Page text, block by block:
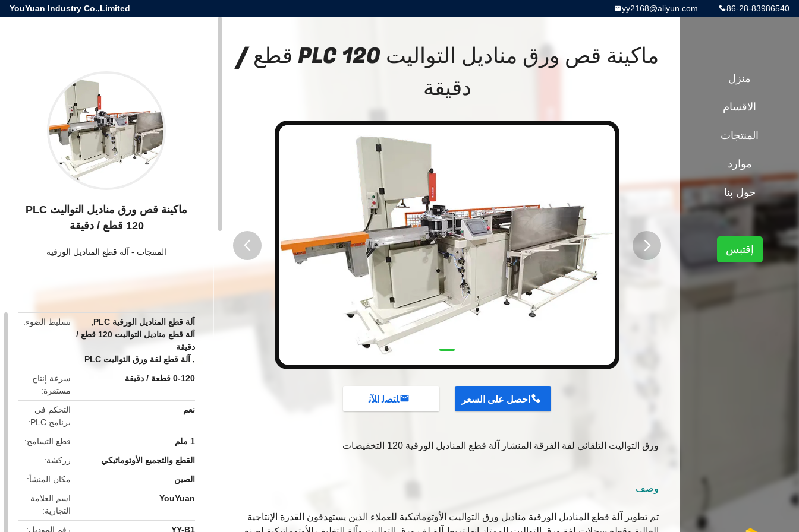
YouYuan Industry Co.,Limited 86-28-83986540
yy2168@aliyun.com
ماكينة قص ورق مناديل التواليت PLC
120 قطع / دقيقة
المنتجات - آلة قطع المناديل الورقية
تسليط الضوء آلة قطع المناديل الورقية PLC
,
آلة قطع مناديل التواليت 120 قطع /
دقيقة
, آلة قطع لفة ورق التواليت PLC
سرعة إنتاج
مستقرة
0-120 قطعة / دقيقة
التحكم في
برنامج PLC
نعم
قطع التسامح
1 ملم
زركشة
القطع والتجميع الأوتوماتيكي
مكان المنشأ
الصين
اسم العلامة
التجارية
YouYuan
رقم الموديل YY-B1
ماكينة قص ورق مناديل التواليت PLC 120 قطع /
دقيقة
احصل على السعر ﺎﺘﺼﻟ ﺍﻶﻧ
ورق التواليت التلقائي لفة الفرقة المنشار آلة قطع المناديل الورقية 120 التخفيضات
وصف
تم تطوير آلة قطع المناديل الورقية مناديل ورق التواليت الأوتوماتيكية للعملاء الذين يستهدفون القدرة الإنتاجية
منزل
الاقسام
المنتجات
موارد
حول بنا
إقتبس